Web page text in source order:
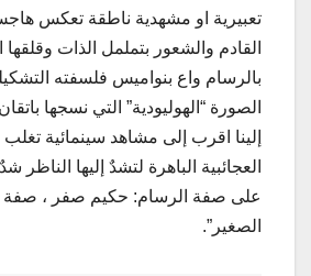
تعبيرية او مشهدية ناطقة تعكس
القادم والشعور بتململ الذات
بالرسام واع بنواميس فلسفته
الصورة “الهوليودية” التي نسجها
إلينا اقرب إلى مشاهد سينمائية تغلب
العجائبية الباهرة لتشدٌ إليها الناظر
على صفة الرسام: حكيم صفر ، صفة
الصغير”.